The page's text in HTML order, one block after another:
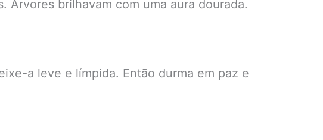
Árvores brilhavam com uma aura dourada.
a leve e límpida. Então durma em paz e